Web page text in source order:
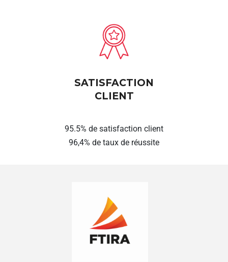
SATISFACTION
CLIENT
95.5% de satisfaction client
96,4% de taux de réussite